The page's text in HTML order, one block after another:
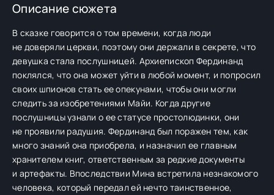
Описание сюжета
В сказке говорится о том времени, когда люди
не доверяли церкви, поэтому они держали в секрете, что
девушка стала послушницей. Архиепископ Фердинанд
поклялся, что она может уйти в любой момент, и попросил
своих шпионов стать ее опекунами, чтобы они могли
следить за изобретениями Майи. Когда другие
послушницы узнали о ее статусе простолюдинки, они
не проявили радушия. Фердинанд был поражен тем, как
много знаний она приобрела, и назначил ее главным
хранителем книг, ответственным за редкие документы
и артефакты. Впоследствии Мина встретила незнакомого
человека, который передал ей нечто таинственное,